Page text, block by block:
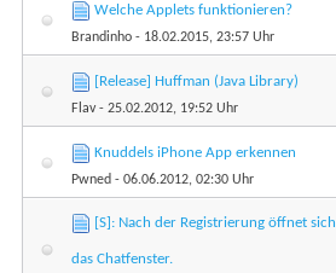
Welche Applets funktionieren?
Brandinho - 18.02.2015, 23:57 Uhr
[Release] Huffman (Java Library)
Flav- 25.02.2012, 19:52 Uhr
Knuddels iPhone App erkennen
Pwned - 06.06.2012, 02:30 Uhr
[S]: Nach der Registrierung öffnet sich
das Chatfenster.